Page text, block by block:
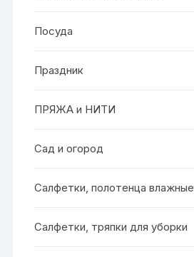
Посуда
Праздник
ПРЯЖА и НИТИ
Сад и огород
Салфетки, полотенца влажные
Салфетки, тряпки для уборки